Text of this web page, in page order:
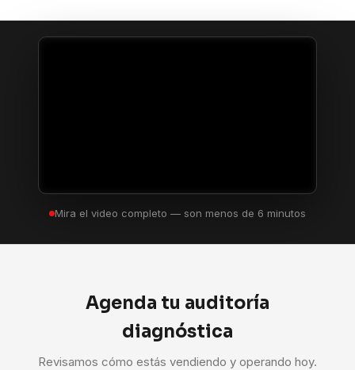
Mira el video completo — son menos de 6 minutos
Agenda tu auditoría
diagnóstica
Revisamos cómo estás vendiendo y operando hoy.